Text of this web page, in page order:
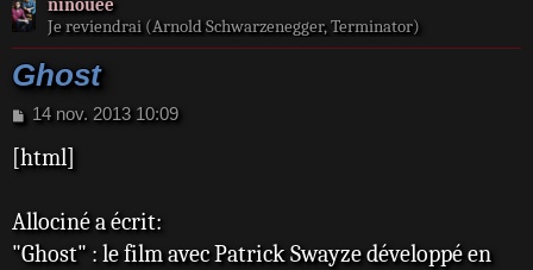
ninouee
Je reviendrai (Arnold Schwarzenegger, Terminator)
Ghost
M
s
g
e
14 nov. 2013 10:09
[html]
Allociné a écrit:
"Ghost" : le film avec Patrick Swayze développé en